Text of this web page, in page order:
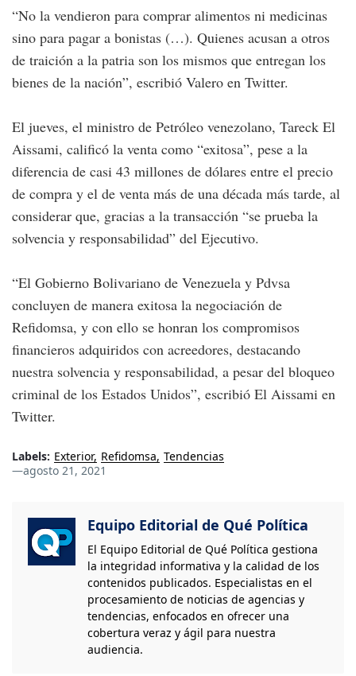
“No la vendieron para comprar alimentos ni medicinas
sino para pagar a bonistas (…). Quienes acusan a otros
de traición a la patria son los mismos que entregan los
bienes de la nación”, escribió Valero en Twitter.
El jueves, el ministro de Petróleo venezolano, Tareck El
Aissami, calificó la venta como “exitosa”, pese a la
diferencia de casi 43 millones de dólares entre el precio
de compra y el de venta más de una década más tarde, al
considerar que, gracias a la transacción “se prueba la
solvencia y responsabilidad” del Ejecutivo.
“El Gobierno Bolivariano de Venezuela y Pdvsa
concluyen de manera exitosa la negociación de
Refidomsa, y con ello se honran los compromisos
financieros adquiridos con acreedores, destacando
nuestra solvencia y responsabilidad, a pesar del bloqueo
criminal de los Estados Unidos”, escribió El Aissami en
Twitter.
Labels: Exterior Refidomsa Tendencias
—agosto 21, 2021
Equipo Editorial de Qué Política
El Equipo Editorial de Qué Política gestiona
la integridad informativa y la calidad de los
contenidos publicados. Especialistas en el
procesamiento de noticias de agencias y
tendencias, enfocados en ofrecer una
cobertura veraz y ágil para nuestra
audiencia.